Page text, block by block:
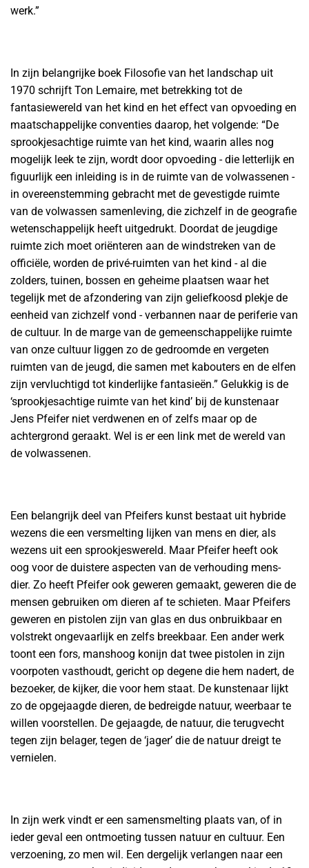
werk.”
In zijn belangrijke boek Filosofie van het landschap uit
1970 schrijft Ton Lemaire, met betrekking tot de
fantasiewereld van het kind en het effect van opvoeding en
maatschappelijke conventies daarop, het volgende: “De
sprookjesachtige ruimte van het kind, waarin alles nog
mogelijk leek te zijn, wordt door opvoeding - die letterlijk en
figuurlijk een inleiding is in de ruimte van de volwassenen -
in overeenstemming gebracht met de gevestigde ruimte
van de volwassen samenleving, die zichzelf in de geografie
wetenschappelijk heeft uitgedrukt. Doordat de jeugdige
ruimte zich moet oriënteren aan de windstreken van de
officiële, worden de privé-ruimten van het kind - al die
zolders, tuinen, bossen en geheime plaatsen waar het
tegelijk met de afzondering van zijn geliefkoosd plekje de
eenheid van zichzelf vond - verbannen naar de periferie van
de cultuur. In de marge van de gemeenschappelijke ruimte
van onze cultuur liggen zo de gedroomde en vergeten
ruimten van de jeugd, die samen met kabouters en de elfen
zijn vervluchtigd tot kinderlijke fantasieën.” Gelukkig is de
‘sprookjesachtige ruimte van het kind’ bij de kunstenaar
Jens Pfeifer niet verdwenen en of zelfs maar op de
achtergrond geraakt. Wel is er een link met de wereld van
de volwassenen.
Een belangrijk deel van Pfeifers kunst bestaat uit hybride
wezens die een versmelting lijken van mens en dier, als
wezens uit een sprookjeswereld. Maar Pfeifer heeft ook
oog voor de duistere aspecten van de verhouding mens-
dier. Zo heeft Pfeifer ook geweren gemaakt, geweren die de
mensen gebruiken om dieren af te schieten. Maar Pfeifers
geweren en pistolen zijn van glas en dus onbruikbaar en
volstrekt ongevaarlijk en zelfs breekbaar. Een ander werk
toont een fors, manshoog konijn dat twee pistolen in zijn
voorpoten vasthoudt, gericht op degene die hem nadert, de
bezoeker, de kijker, die voor hem staat. De kunstenaar lijkt
zo de opgejaagde dieren, de bedreigde natuur, weerbaar te
willen voorstellen. De gejaagde, de natuur, die terugvecht
tegen zijn belager, tegen de ‘jager’ die de natuur dreigt te
vernielen.
In zijn werk vindt er een samensmelting plaats van, of in
ieder geval een ontmoeting tussen natuur en cultuur. Een
verzoening, zo men wil. Een dergelijk verlangen naar een